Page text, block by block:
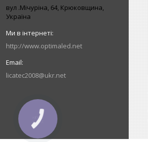
вул .Мічуріна, 64, Крюковщина,
Україна
http://www.optimaled.net
licatec2008@ukr.net
КНОПКА
ЗВ'ЯЗКУ